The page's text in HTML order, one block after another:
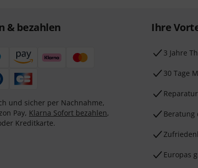
& bezahlen
und sicher per Nachnahme,
Pay, Klarna Sofort bezahlen,
Kreditkarte.
Ihre
3 Jahre
30 Tage
Beratung
Europas